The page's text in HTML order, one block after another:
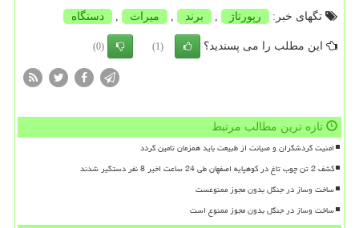
تگهای خبر:
رپورتاژ , برند , میراث , دستگاه
این مطلب را می پسندید؟ (1)
(0)
تازه ترین مطالب مرتبط
امنیت گردشگران و صیانت از طبیعت باید همزمان تامین گردد
کشف 2 تن چوب تاغ در کوهپایه اصفهان طی 24 ساعت اخیر 8 نفر دستگیر شدند
ساخت وساز در جنگل بدون مجوز ممنوعست
ساخت وساز در جنگل بدون مجوز ممنوع است